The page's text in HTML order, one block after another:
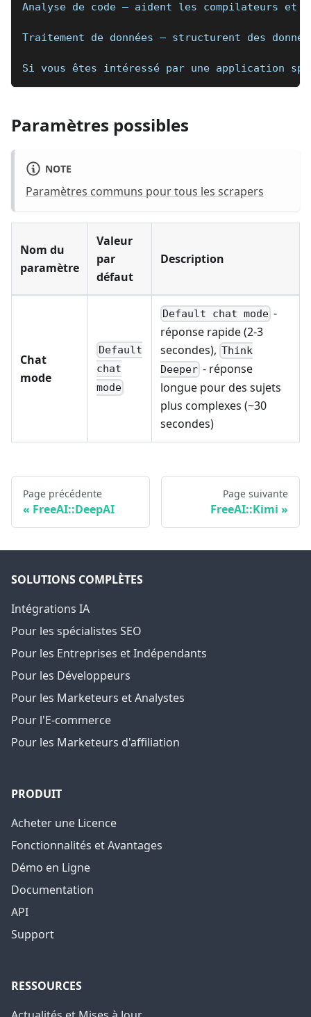
Analyse de code — aident les compilateurs et
Traitement de données — structurent des
Si vous êtes intéressé par une application
Paramètres possibles
NOTE
Paramètres communs pour tous les scrapers
Nom du
paramètre
Valeur
par
défaut
Description
Chat
mode
Default
chat
mode
Default chat mode -
réponse rapide (2-3
secondes), Think
Deeper - réponse
longue pour des sujets
plus complexes (~30
secondes)
Page précédente
FreeAI::DeepAI
Page suivante
FreeAI::Kimi
SOLUTIONS COMPLÈTES
Intégrations IA
Pour les spécialistes SEO
Pour les Entreprises et Indépendants
Pour les Développeurs
Pour les Marketeurs et Analystes
Pour l'E-commerce
Pour les Marketeurs d'affiliation
PRODUIT
Acheter une Licence
Fonctionnalités et Avantages
Démo en Ligne
Documentation
API
Support
RESSOURCES